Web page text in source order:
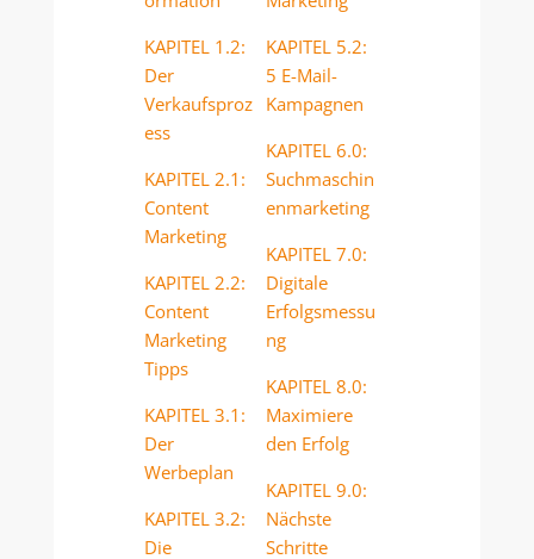
KAPITEL 1.2:
Der
Verkaufsproz
ess
KAPITEL 2.1:
Content
Marketing
KAPITEL 2.2:
Content
Marketing
Tipps
KAPITEL 3.1:
Der
Werbeplan
KAPITEL 3.2:
Die
KAPITEL 5.2:
5 E-Mail-
Kampagnen
KAPITEL 6.0:
Suchmaschin
enmarketing
KAPITEL 7.0:
Digitale
Erfolgsmessu
ng
KAPITEL 8.0:
Maximiere
den Erfolg
KAPITEL 9.0:
Nächste
Schritte